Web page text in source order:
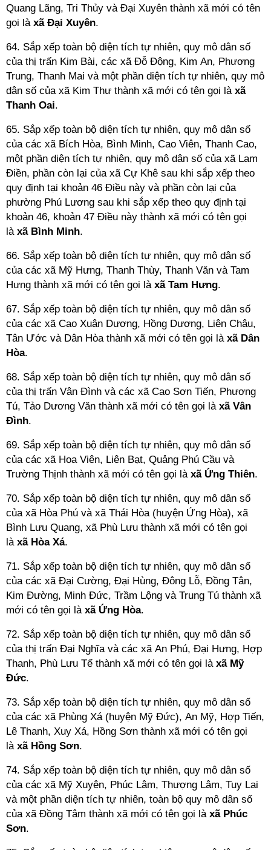
Quang Lãng, Tri Thủy và Đại Xuyên thành xã mới có tên
gọi là xã Đại Xuyên.
64. Sắp xếp toàn bộ diện tích tự nhiên, quy mô dân số
của thị trấn Kim Bài, các xã Đỗ Động, Kim An, Phương
Trung, Thanh Mai và một phần diện tích tự nhiên, quy mô
dân số của xã Kim Thư thành xã mới có tên gọi là xã
Thanh Oai.
65. Sắp xếp toàn bộ diện tích tự nhiên, quy mô dân số
của các xã Bích Hòa, Bình Minh, Cao Viên, Thanh Cao,
một phần diện tích tự nhiên, quy mô dân số của xã Lam
Điền, phần còn lại của xã Cự Khê sau khi sắp xếp theo
quy định tại khoản 46 Điều này và phần còn lại của
phường Phú Lương sau khi sắp xếp theo quy định tại
khoản 46, khoản 47 Điều này thành xã mới có tên gọi
là xã Bình Minh.
66. Sắp xếp toàn bộ diện tích tự nhiên, quy mô dân số
của các xã Mỹ Hưng, Thanh Thùy, Thanh Văn và Tam
Hưng thành xã mới có tên gọi là xã Tam Hưng.
67. Sắp xếp toàn bộ diện tích tự nhiên, quy mô dân số
của các xã Cao Xuân Dương, Hồng Dương, Liên Châu,
Tân Ước và Dân Hòa thành xã mới có tên gọi là xã Dân
Hòa.
68. Sắp xếp toàn bộ diện tích tự nhiên, quy mô dân số
của thị trấn Vân Đình và các xã Cao Sơn Tiến, Phương
Tú, Tảo Dương Văn thành xã mới có tên gọi là xã Vân
Đình.
69. Sắp xếp toàn bộ diện tích tự nhiên, quy mô dân số
của các xã Hoa Viên, Liên Bạt, Quảng Phú Cầu và
Trường Thịnh thành xã mới có tên gọi là xã Ứng Thiên.
70. Sắp xếp toàn bộ diện tích tự nhiên, quy mô dân số
của xã Hòa Phú và xã Thái Hòa (huyện Ứng Hòa), xã
Bình Lưu Quang, xã Phù Lưu thành xã mới có tên gọi
là xã Hòa Xá.
71. Sắp xếp toàn bộ diện tích tự nhiên, quy mô dân số
của các xã Đại Cường, Đại Hùng, Đông Lỗ, Đồng Tân,
Kim Đường, Minh Đức, Trầm Lộng và Trung Tú thành xã
mới có tên gọi là xã Ứng Hòa.
72. Sắp xếp toàn bộ diện tích tự nhiên, quy mô dân số
của thị trấn Đại Nghĩa và các xã An Phú, Đại Hưng, Hợp
Thanh, Phù Lưu Tế thành xã mới có tên gọi là xã Mỹ
Đức.
73. Sắp xếp toàn bộ diện tích tự nhiên, quy mô dân số
của các xã Phùng Xá (huyện Mỹ Đức), An Mỹ, Hợp Tiến,
Lê Thanh, Xuy Xá, Hồng Sơn thành xã mới có tên gọi
là xã Hồng Sơn.
74. Sắp xếp toàn bộ diện tích tự nhiên, quy mô dân số
của các xã Mỹ Xuyên, Phúc Lâm, Thượng Lâm, Tuy Lai
và một phần diện tích tự nhiên, toàn bộ quy mô dân số
của xã Đồng Tâm thành xã mới có tên gọi là xã Phúc
Sơn.